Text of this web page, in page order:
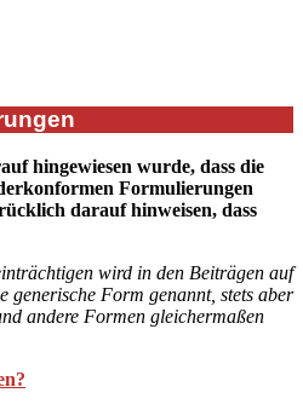
hingewiesen wurde, dass die
Formulierungen
darauf hinweisen, dass
wird in den Beiträgen auf
generische Form genannt, stets aber
andere Formen gleichermaßen